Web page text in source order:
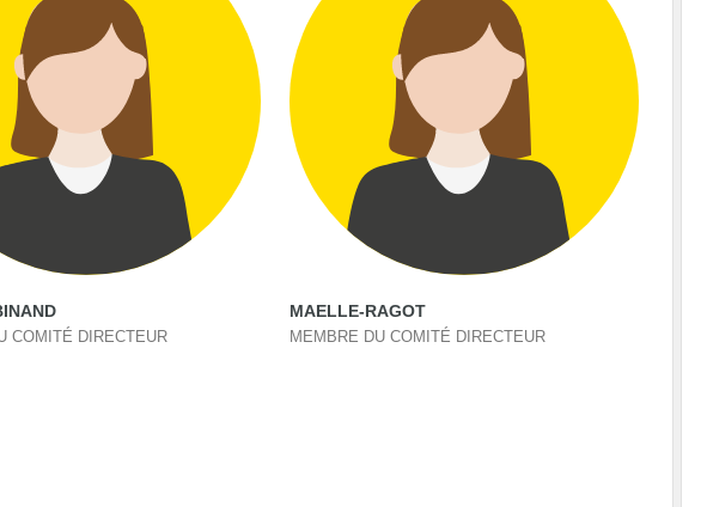
COMITÉ DIRECTEUR
MAELLE-RAGOT
MEMBRE DU COMITÉ DIRECTEUR